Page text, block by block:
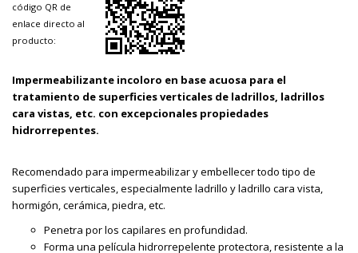
código QR de
enlace directo al
producto:
Impermeabilizante incoloro en base acuosa para el
tratamiento de superficies verticales de ladrillos, ladrillos
cara vistas, etc. con excepcionales propiedades
hidrorrepentes.
Recomendado para impermeabilizar y embellecer todo tipo de
superficies verticales, especialmente ladrillo y ladrillo cara vista,
hormigón, cerámica, piedra, etc.
Penetra por los capilares en profundidad.
Forma una película hidrorrepelente protectora, resistente a la